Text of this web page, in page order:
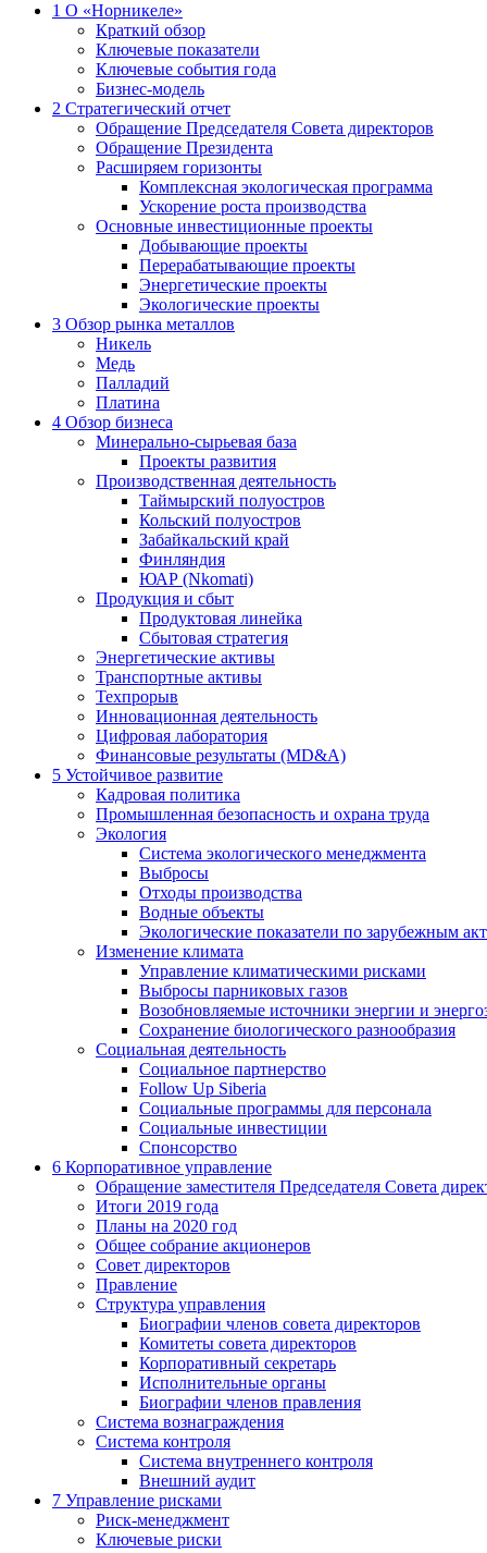
1 О «Норникеле»
Краткий обзор
Ключевые показатели
Ключевые события года
Бизнес-модель
2 Стратегический отчет
Обращение Председателя Совета директоров
Обращение Президента
Расширяем горизонты
Комплексная экологическая программа
Ускорение роста производства
Основные инвестиционные проекты
Добывающие проекты
Перерабатывающие проекты
Энергетические проекты
Экологические проекты
3 Обзор рынка металлов
Никель
Медь
Палладий
Платина
4 Обзор бизнеса
Минерально-сырьевая база
Проекты развития
Производственная деятельность
Таймырский полуостров
Кольский полуостров
Забайкальский край
Финляндия
ЮАР (Nkomati)
Продукция и сбыт
Продуктовая линейка
Сбытовая стратегия
Энергетические активы
Транспортные активы
Техпрорыв
Инновационная деятельность
Цифровая лаборатория
Финансовые результаты (MD&A)
5 Устойчивое развитие
Кадровая политика
Промышленная безопасность и охрана труда
Экология
Система экологического менеджмента
Выбросы
Отходы производства
Водные объекты
Экологические показатели по зарубежным
Изменение климата
Управление климатическими рисками
Выбросы парниковых газов
Возобновляемые источники энергии и
Сохранение биологического разнообразия
Социальная деятельность
Социальное партнерство
Follow Up Siberia
Социальные программы для персонала
Социальные инвестиции
Спонсорство
6 Корпоративное управление
Обращение заместителя Председателя Совета
Итоги 2019 года
Планы на 2020 год
Общее собрание акционеров
Совет директоров
Правление
Структура управления
Биографии членов совета директоров
Комитеты совета директоров
Корпоративный секретарь
Исполнительные органы
Биографии членов правления
Система вознаграждения
Система контроля
Система внутреннего контроля
Внешний аудит
7 Управление рисками
Риск-менеджмент
Ключевые риски